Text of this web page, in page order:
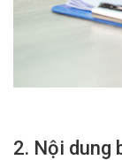
2. Nội dung